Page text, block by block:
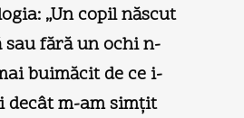
„Un copil născut
sau fără un ochi n-
buimăcit de ce i-
decât m-am simţit